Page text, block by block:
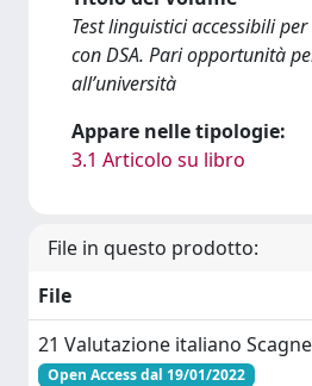
Test linguistici accessibili
con DSA. Pari opportunità
all’università
Appare nelle tipologie:
3.1 Articolo su libro
File in questo prodotto:
File
21 Valutazione italiano
Open Access dal 19/01/2022